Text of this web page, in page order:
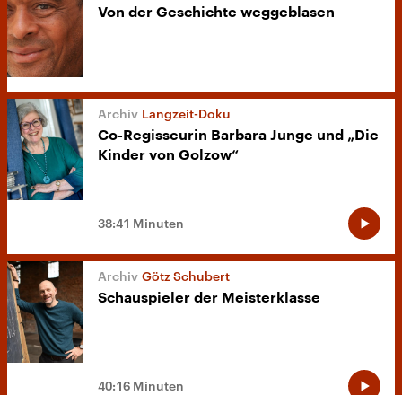
Von der Geschichte weggeblasen
Langzeit-Doku
Co-Regisseurin Barbara Junge und „Die
Kinder von Golzow“
38:41 Minuten
Götz Schubert
Schauspieler der Meisterklasse
40:16 Minuten